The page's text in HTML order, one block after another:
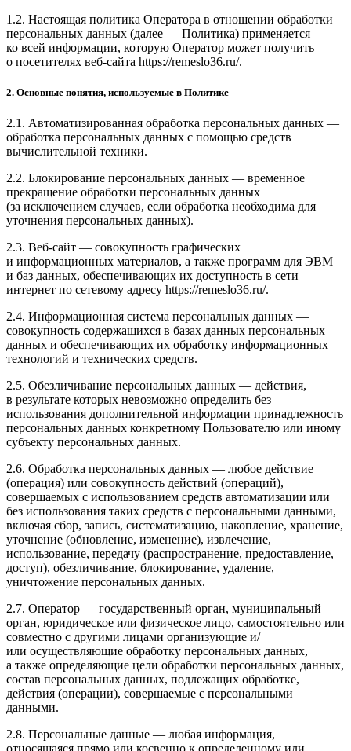
1.2. Настоящая политика Оператора в отношении обработки
персональных данных (далее — Политика) применяется
ко всей информации, которую Оператор может получить
о посетителях веб-сайта https://remeslo36.ru/.
2. Основные понятия, используемые в Политике
2.1. Автоматизированная обработка персональных данных —
обработка персональных данных с помощью средств
вычислительной техники.
2.2. Блокирование персональных данных — временное
прекращение обработки персональных данных
(за исключением случаев, если обработка необходима для
уточнения персональных данных).
2.3. Веб-сайт — совокупность графических
и информационных материалов, а также программ для ЭВМ
и баз данных, обеспечивающих их доступность в сети
интернет по сетевому адресу https://remeslo36.ru/.
2.4. Информационная система персональных данных —
совокупность содержащихся в базах данных персональных
данных и обеспечивающих их обработку информационных
технологий и технических средств.
2.5. Обезличивание персональных данных — действия,
в результате которых невозможно определить без
использования дополнительной информации принадлежность
персональных данных конкретному Пользователю или иному
субъекту персональных данных.
2.6. Обработка персональных данных — любое действие
(операция) или совокупность действий (операций),
совершаемых с использованием средств автоматизации или
без использования таких средств с персональными данными,
включая сбор, запись, систематизацию, накопление, хранение,
уточнение (обновление, изменение), извлечение,
использование, передачу (распространение, предоставление,
доступ), обезличивание, блокирование, удаление,
уничтожение персональных данных.
2.7. Оператор — государственный орган, муниципальный
орган, юридическое или физическое лицо, самостоятельно или
совместно с другими лицами организующие и/
или осуществляющие обработку персональных данных,
а также определяющие цели обработки персональных данных,
состав персональных данных, подлежащих обработке,
действия (операции), совершаемые с персональными
данными.
2.8. Персональные данные — любая информация,